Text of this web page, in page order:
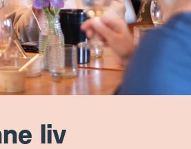
liv
og nyder en dejlig forårsuge
og gode grin.
og møder livsnydere og